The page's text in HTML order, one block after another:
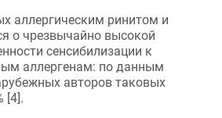
аллергическим ринитом и
о чрезвычайно высокой
сенсибилизации к
аллергенам: по данным
авторов таковых
[4].